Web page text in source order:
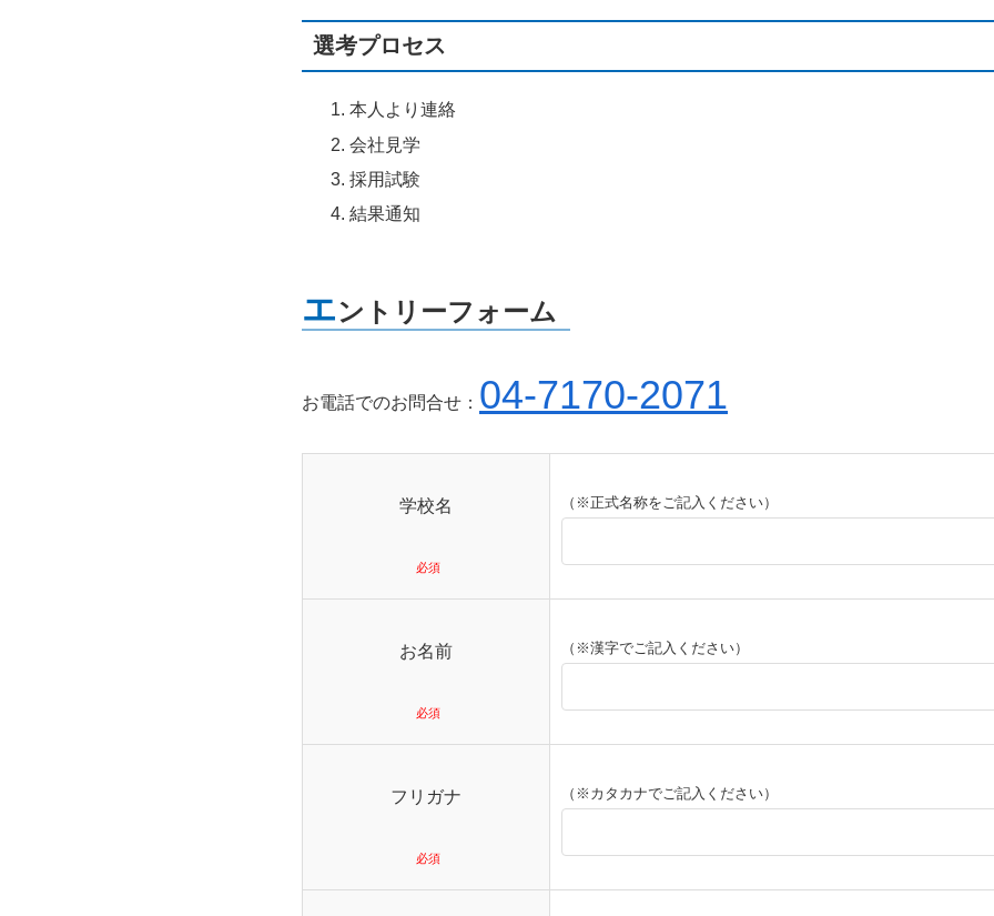
選考プロセス
本人より連絡
会社見学
採用試験
結果通知
エントリーフォーム
お電話でのお問合せ： 04-7170-2071
学校名 （※正式名称をご記入ください）
お名前 （※漢字でご記入ください）
フリガナ （※カタカナでご記入ください）